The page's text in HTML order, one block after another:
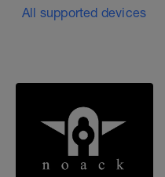
All supported devices